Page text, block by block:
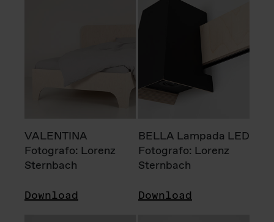
VALENTINA
Fotografo: Lorenz
Sternbach
Download
BELLA Lampada LED
Fotografo: Lorenz
Sternbach
Download